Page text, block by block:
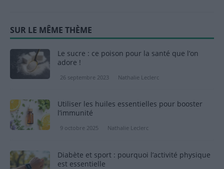
SUR LE MÊME THÈME
Le sucre : ce poison pour la santé que l’on
adore !
26 septembre 2023 Nathalie Leclerc
Utiliser les huiles essentielles pour booster
l’immunité
9 octobre 2025 Nathalie Leclerc
Diabète et sport : pourquoi l’activité physique
est essentielle